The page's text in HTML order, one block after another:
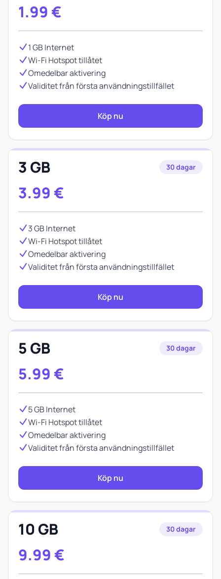
1.99 €
1 GB Internet
Wi-Fi Hotspot tillåtet
Omedelbar aktivering
Validitet från första användningstillfället
Köp nu
3 GB 30 dagar
3.99 €
3 GB Internet
Wi-Fi Hotspot tillåtet
Omedelbar aktivering
Validitet från första användningstillfället
Köp nu
5 GB 30 dagar
5.99 €
5 GB Internet
Wi-Fi Hotspot tillåtet
Omedelbar aktivering
Validitet från första användningstillfället
Köp nu
10 GB 30 dagar
9.99 €